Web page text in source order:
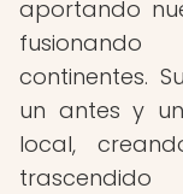
aportando
continentes.
un antes y
local,